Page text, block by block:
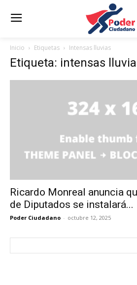
Inicio Etiquetas Intensas lluvias
Etiqueta: intensas
Ricardo Monreal anuncia
de Diputados se instalará...
Poder Ciudadano - octubre 12, 2025